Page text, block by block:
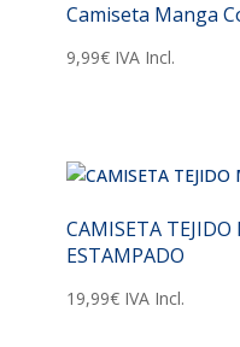
Camiseta Manga
9,99€ IVA Incl.
CAMISETA
ESTAMPADO
19,99€ IVA Incl.